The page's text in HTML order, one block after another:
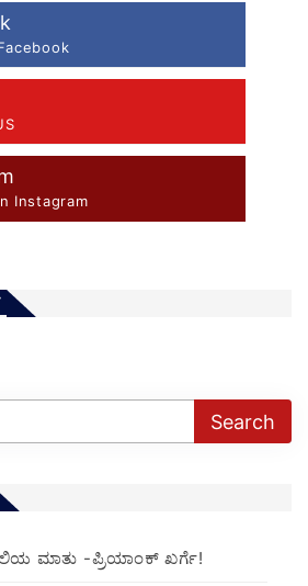
Instagram
ಮಾತು -ಪ್ರಿಯಾಂಕ್ ಖರ್ಗೆ!